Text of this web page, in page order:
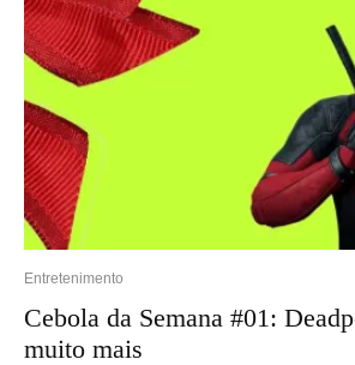
Entretenimento
Cebola da Semana #01:
muito mais